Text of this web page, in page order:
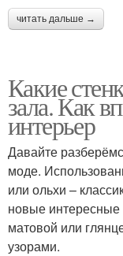
читать дальше →
Какие
зала. Как
интерьер
Давайте
моде.
или ольхи –
новые интересные
матовой или
узорами.